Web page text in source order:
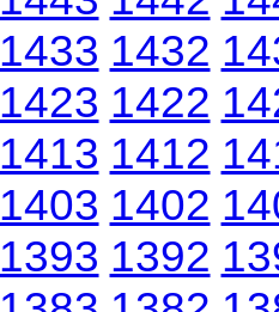
1433 1432
1423 1422
1413 1412
1403 1402
1393 1392